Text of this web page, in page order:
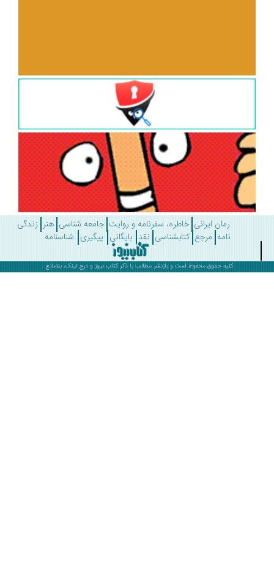
رمان ایرانی خاطره، سفرنامه و روایت جامعه شناسی هنر زندگی
مرجع کتابشناسی نقد بایگانی پیگیری شناسنامه
کلیه حقوق محفوظ است و بازنشر مطالب با ذکرکتاب نیوز و درج لینک، بلامانع .